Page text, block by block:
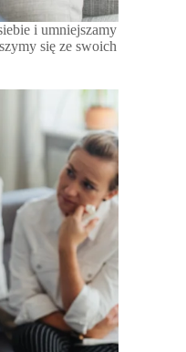
i umniejszamy
się ze swoich